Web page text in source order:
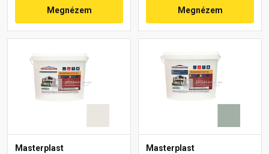
Megnézem Megnézem
Masterplast
Masterplast